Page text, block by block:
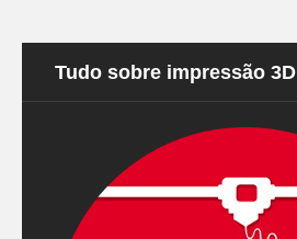
Tudo sobre impressão 3D